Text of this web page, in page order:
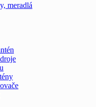
meradlá